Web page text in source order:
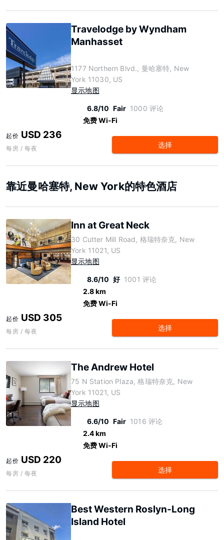
Travelodge by Wyndham
Manhasset
1177 Northern Blvd., 曼哈塞特, New
York 11030, US
显示地图
6.8/10 Fair 1000 评论
免费 Wi-Fi
起价 USD 236
每房 / 每夜 选择
靠近曼哈塞特, New York的特色酒店
Inn at Great Neck
30 Cutter Mill Road, 格瑞特奈克, New
York 11021, US
显示地图
8.6/10 好 1001 评论
2.8 km
免费 Wi-Fi
起价 USD 305
每房 / 每夜 选择
The Andrew Hotel
75 N Station Plaza, 格瑞特奈克, New
York 11021, US
显示地图
6.6/10 Fair 1016 评论
2.4 km
免费 Wi-Fi
起价 USD 220
每房 / 每夜 选择
Best Western Roslyn-Long
Island Hotel